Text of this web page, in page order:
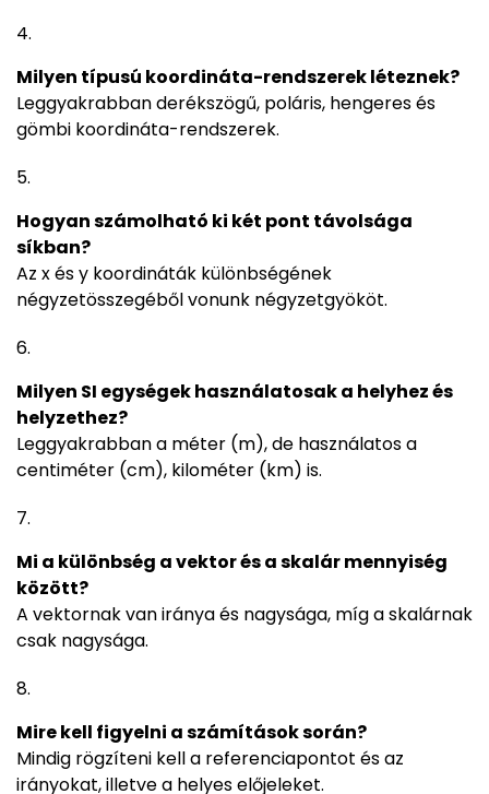
Milyen típusú koordináta-rendszerek léteznek?
Leggyakrabban derékszögű, poláris, hengeres és
gömbi koordináta-rendszerek.
Hogyan számolható ki két pont távolsága
síkban?
Az x és y koordináták különbségének
négyzetösszegéből vonunk négyzetgyököt.
Milyen SI egységek használatosak a helyhez és
helyzethez?
Leggyakrabban a méter (m), de használatos a
centiméter (cm), kilométer (km) is.
Mi a különbség a vektor és a skalár mennyiség
között?
A vektornak van iránya és nagysága, míg a skalárnak
csak nagysága.
Mire kell figyelni a számítások során?
Mindig rögzíteni kell a referenciapontot és az
irányokat, illetve a helyes előjeleket.